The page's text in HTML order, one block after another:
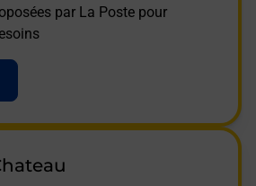
par La Poste pour